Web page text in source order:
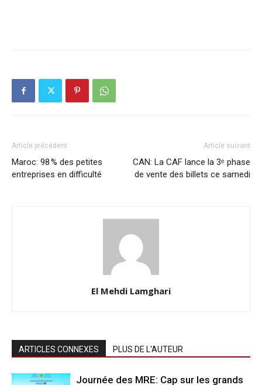
Article précédent
Maroc: 98 % des petites
entreprises en difficulté
Article suivant
CAN: La CAF lance la 3ᵉ phase
de vente des billets ce samedi
El Mehdi Lamghari
ARTICLES CONNEXES PLUS DE L'AUTEUR
Journée des MRE: Cap sur les grands